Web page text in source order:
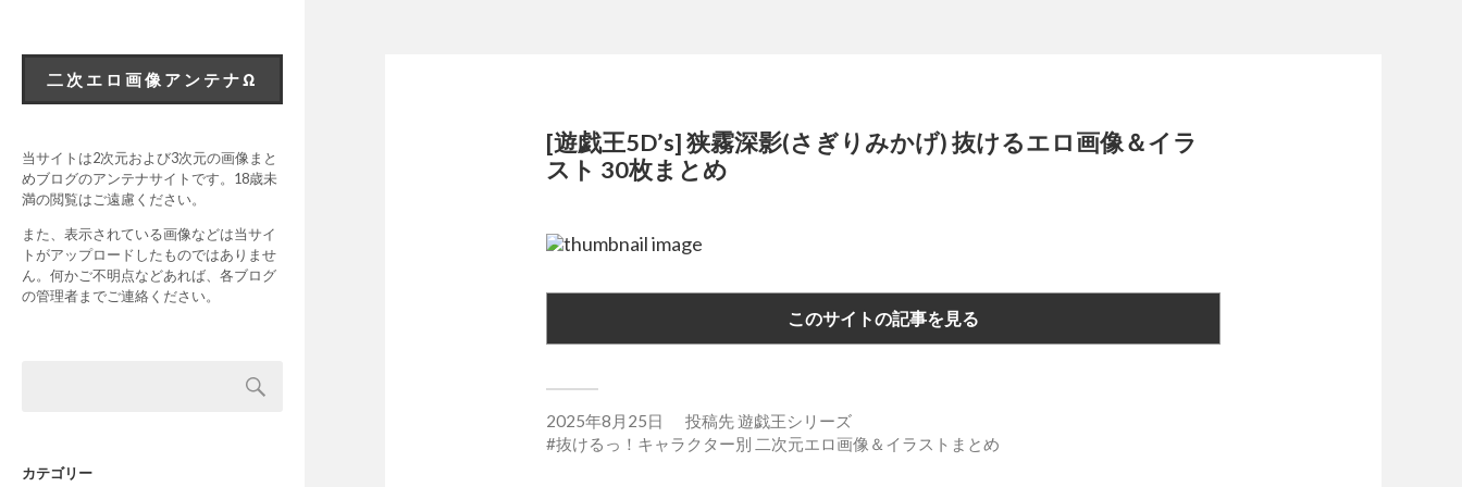
二次エロ画像アンテナΩ
当サイトは2次元および3次元の画像まと
めブログのアンテナサイトです。18歳未
満の閲覧はご遠慮ください。
また、表示されている画像などは当サイ
トがアップロードしたものではありませ
ん。何かご不明点などあれば、各ブログ
の管理者までご連絡ください。
カテゴリー
[遊戯王5D’s] 狭霧深影(さぎりみかげ) 抜けるエロ画像＆イラ
スト 30枚まとめ
このサイトの記事を見る
2025年8月25日 投稿先遊戯王シリーズ
抜けるっ！キャラクター別 二次元エロ画像＆イラストまとめ